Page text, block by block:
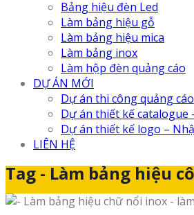
Bảng hiệu đèn Led
Làm bảng hiệu gỗ
Làm bảng hiệu mica
Làm bảng inox
Làm hộp đèn quảng cáo
DỰ ÁN MỚI
Dự án thi công quảng cáo
Dự án thiết kế catalogue
Dự án thiết kế logo –
LIÊN HỆ
Tag - Làm bảng hiệu